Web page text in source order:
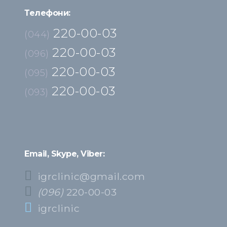
Телефони:
(044) 220-00-03
(096) 220-00-03
(095) 220-00-03
(093) 220-00-03
Email, Skype, Viber:
igrclinic@gmail.com
(096) 220-00-03
igrclinic